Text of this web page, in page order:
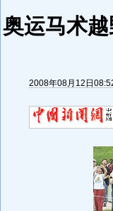
奥运马术
2008年08月12日